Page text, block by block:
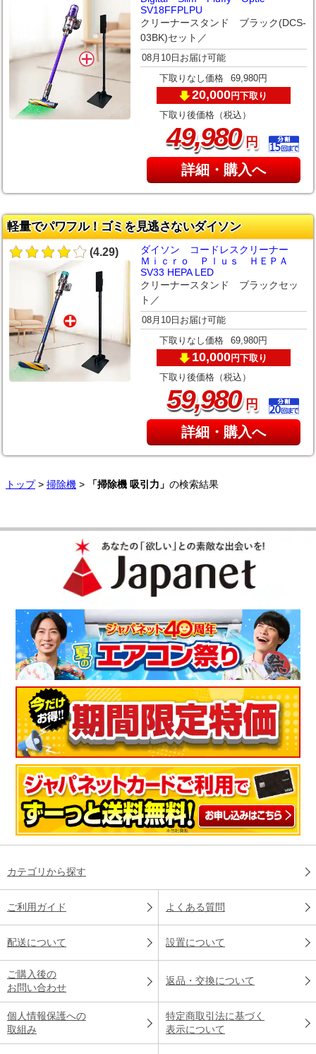
SV18FFPLPU
クリーナースタンド ブラック(DCS-
03BK)セット／
08月10日お届け可能
下取りなし価格 69,980円
20,000円下取り
下取り後価格（税込）
49,980円
詳細・購入へ
軽量でパワフル！ゴミを見逃さないダイソン
(4.29)
ダイソン コードレスクリーナー
Ｍｉｃｒｏ Ｐｌｕｓ ＨＥＰＡ
SV33 HEPA LED
クリーナースタンド ブラックセッ
ト／
08月10日お届け可能
下取りなし価格 69,980円
10,000円下取り
下取り後価格（税込）
59,980円
詳細・購入へ
トップ> 掃除機 > 「掃除機 吸引力」 の検索結果
カテゴリから探す
ご利用ガイド よくある質問
配送について 設置について
ご購入後の
お問い合わせ
返品・交換について
個人情報保護への
取組み
特定商取引法に基づく
表示について